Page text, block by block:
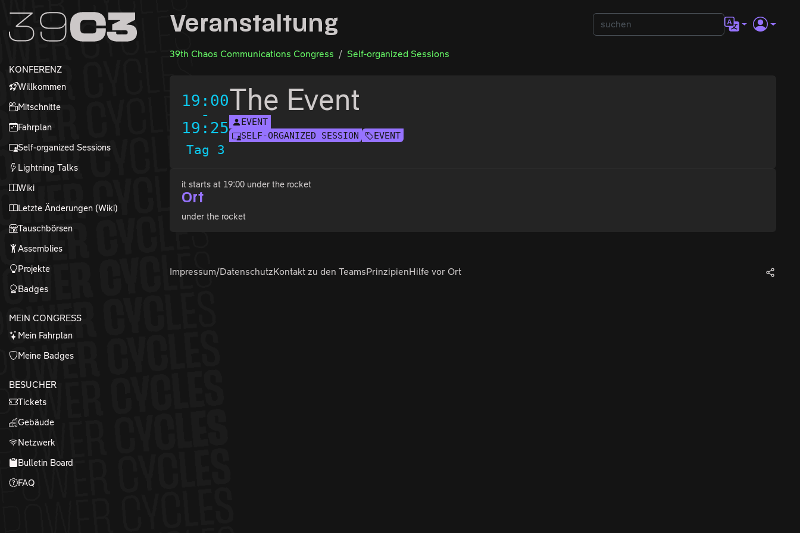
Zum Inhalt
Zum Footer
KONFERENZ
Willkommen
Mitschnitte
Fahrplan
Self-organized Sessions
Lightning Talks
Wiki
Letzte Änderungen (Wiki)
Tauschbörsen
Assemblies
Projekte
Badges
MEIN CONGRESS
Mein Fahrplan
Meine Badges
BESUCHER
Tickets
Gebäude
Netzwerk
Bulletin Board
FAQ
Veranstaltung
39th Chaos Communications Congress Self-organized Sessions
19:00
-
19:25
Tag 3
The Event
EVENT
SELF-ORGANIZED SESSION
EVENT
it starts at 19:00 under the rocket
Ort
under the rocket
Impressum/DatenschutzKontakt zu den TeamsPrinzipienHilfe vor Ort